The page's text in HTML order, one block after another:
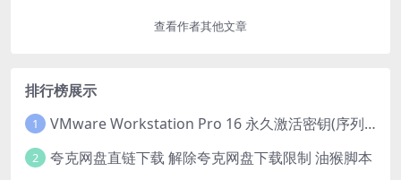
查看作者其他文章
排行榜展示
1 VMware Workstation Pro 16 永久激活密钥(序列号)
2 夸克网盘直链下载 解除夸克网盘下载限制 油猴脚本